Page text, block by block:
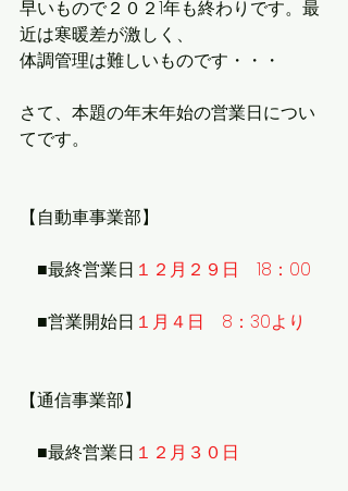
早いもので２０２1年も終わりです。最
近は寒暖差が激しく、
体調管理は難しいものです・・・
さて、本題の年末年始の営業日につい
てです。
【自動車事業部】
■最終営業日 １２月２９日　18：00
■営業開始日 １月４日　8：30より
【通信事業部】
■最終営業日 １２月３０日